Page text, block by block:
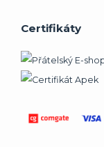
Certifikáty